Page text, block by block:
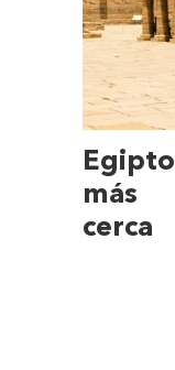
Egipto
más
cerca